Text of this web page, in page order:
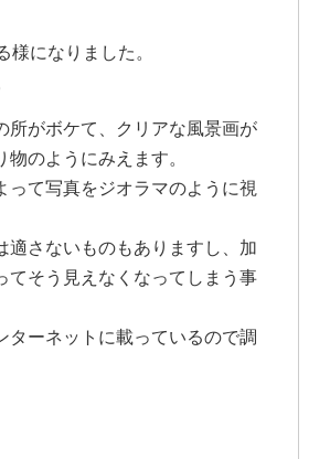
になりました。
所がボケて、クリアな風景画が
物のようにみえます。
って写真をジオラマのように視
適さないものもありますし、加
てそう見えなくなってしまう事
ターネットに載っているので調